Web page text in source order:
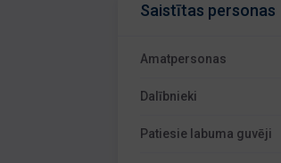
Saistītas personas
Amatpersonas
Dalībnieki
Patiesie labuma guvēji